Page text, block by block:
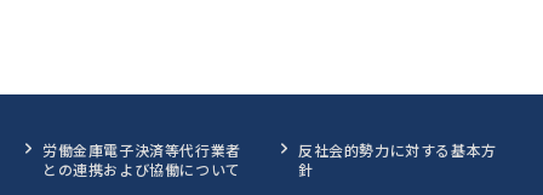
労働金庫電子決済等代行業者
との連携および協働について
反社会的勢力に対する基本方
針